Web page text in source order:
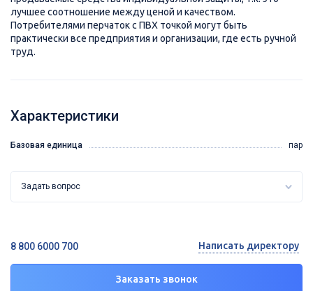
лучшее соотношение между ценой и качеством.
Потребителями перчаток с ПВХ точкой могут быть
практически все предприятия и организации, где есть ручной
труд.
Характеристики
Базовая единица пар
Задать вопрос
8 800 6000 700
Заказать звонок
Написать директору